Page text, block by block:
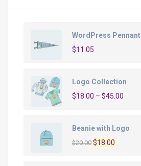
WordPress Pennant
$11.05
Logo Collection
$18.00 – $45.00
Beanie with Logo
$20.00 O
$18.00